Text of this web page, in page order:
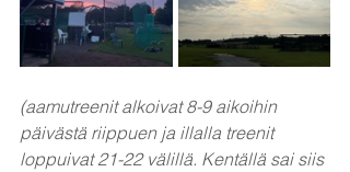
(aamutreenit alkoivat 8-9 aikoihin
päivästä riippuen ja illalla treenit
loppuivat 21-22 välillä. Kentällä sai siis